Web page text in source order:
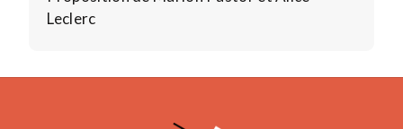
Leclerc